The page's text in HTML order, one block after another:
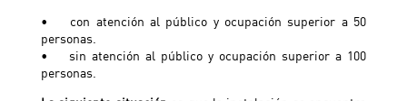
• con atención al público y ocupación superior a 50
personas.
• sin atención al público y ocupación superior a 100
personas.